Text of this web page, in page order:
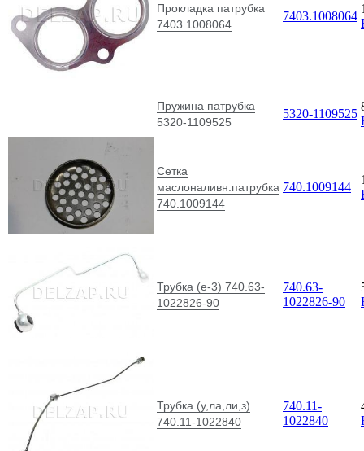
Прокладка патрубка
7403.1008064
7403.1008064
Пружина патрубка
5320-1109525
5320-1109525
Сетка
маслоналивн.патрубка
740.1009144
740.1009144
Трубка (е-3) 740.63-
1022826-90
740.63-
1022826-90
Трубка (у,ла,ли,з)
740.11-1022840
740.11-
1022840